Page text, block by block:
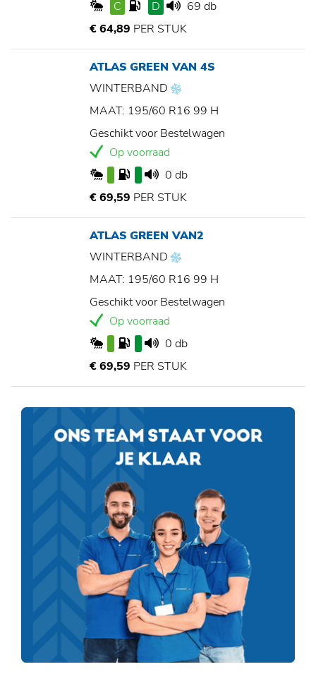
C
D
69 db
€ 64,89 PER STUK
ATLAS GREEN VAN 4S
WINTERBAND
MAAT: 195/60 R16 99 H
Geschikt voor Bestelwagen
Op voorraad
0 db
€ 69,59 PER STUK
ATLAS GREEN VAN2
WINTERBAND
MAAT: 195/60 R16 99 H
Geschikt voor Bestelwagen
Op voorraad
0 db
€ 69,59 PER STUK